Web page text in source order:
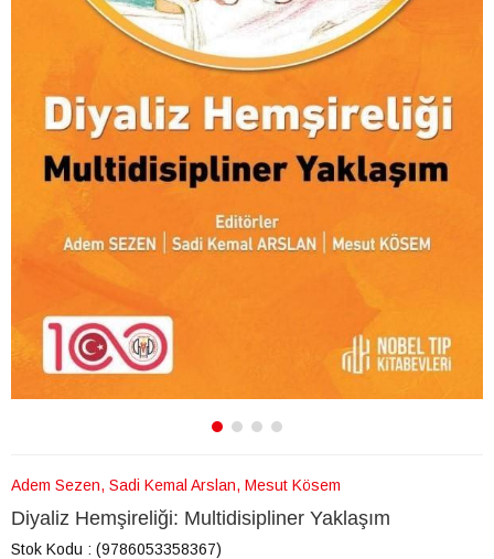
Adem Sezen, Sadi Kemal Arslan, Mesut Kösem
Diyaliz Hemşireliği: Multidisipliner Yaklaşım
Stok Kodu (9786053358367)